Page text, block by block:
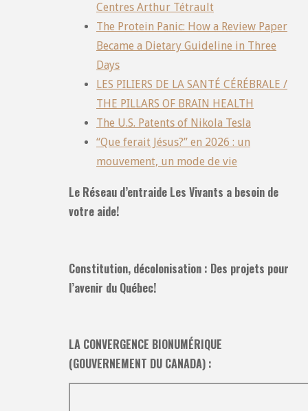
Centres Arthur Tétrault
The Protein Panic: How a Review Paper
Became a Dietary Guideline in Three
Days
LES PILIERS DE LA SANTÉ CÉRÉBRALE /
THE PILLARS OF BRAIN HEALTH
The U.S. Patents of Nikola Tesla
“Que ferait Jésus?” en 2026 : un
mouvement, un mode de vie
Le Réseau d’entraide Les Vivants a besoin de
votre aide!
Constitution, décolonisation : Des projets pour
l’avenir du Québec!
LA CONVERGENCE BIONUMÉRIQUE
(GOUVERNEMENT DU CANADA) :